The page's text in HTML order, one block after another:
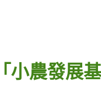
小農發展基